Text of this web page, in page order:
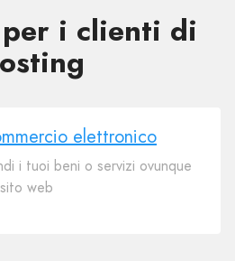
i clienti di
elettronico
i tuoi beni o servizi ovunque
web